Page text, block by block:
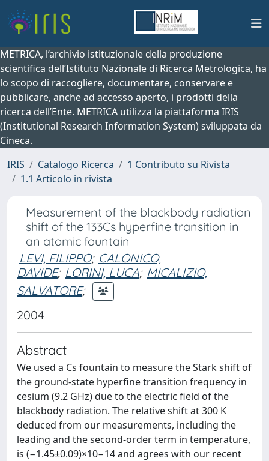
METRICA, l’archivio istituzionale della produzione
scientifica dell’Istituto Nazionale di Ricerca Metrologica, ha
lo scopo di raccogliere, documentare, conservare e
pubblicare, anche ad accesso aperto, i prodotti della
ricerca dell’Ente. METRICA utilizza la piattaforma IRIS
(Institutional Research Information System) sviluppata da
Cineca.
IRIS
Catalogo Ricerca
1 Contributo su Rivista
1.1 Articolo in rivista
Measurement of the blackbody radiation
shift of the 133Cs hyperfine transition in
an atomic fountain
LEVI, FILIPPO; CALONICO,
DAVIDE; LORINI, LUCA; MICALIZIO,
SALVATORE;
2004
Abstract
We used a Cs fountain to measure the Stark shift of
the ground-state hyperfine transition frequency in
cesium (9.2 GHz) due to the electric field of the
blackbody radiation. The relative shift at 300 K
deduced from our measurements, including the
leading and the second-order term in temperature,
is (−1.45±0.09)×10−14 and agrees with our recent